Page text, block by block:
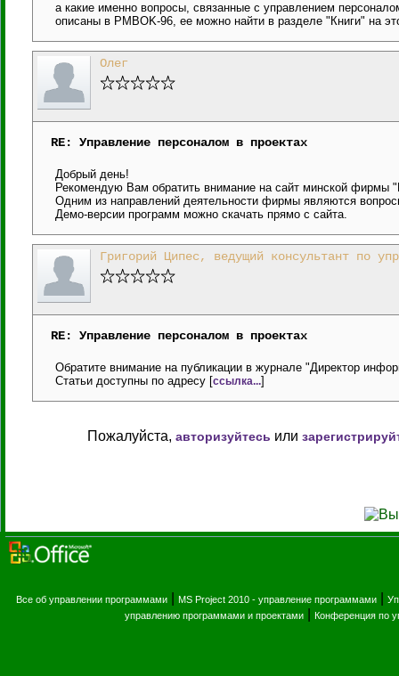
а какие именно вопросы, связанные с управлением
описаны в PMBOK-96, ее можно найти в разделе "Книги" на
Олег
RE: Управление персоналом в проектах
Добрый день!
Рекомендую Вам обратить внимание на сайт минской фирмы
Одним из направлений деятельности фирмы являются
Демо-версии программ можно скачать прямо с сайта.
Григорий Ципес, ведущий консультант по
RE: Управление персоналом в проектах
Обратите внимание на публикации в журнале "Директор
Статьи доступны по адресу [ссылка...]
Пожалуйста, авторизуйтесь или
Все об управлении программами MS Project 2010 - управление программами
управлению программами и проектами| Конференция по